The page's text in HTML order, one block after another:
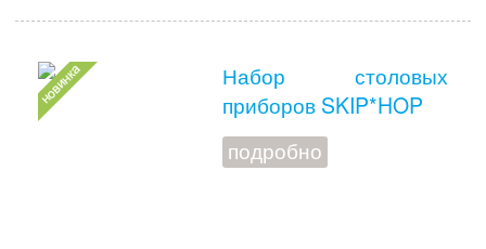
Набор столовых
приборов SKIP*HOP
подробно